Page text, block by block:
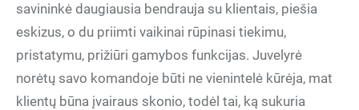
savininkė daugiausia bendrauja su klientais, piešia
eskizus, o du priimti vaikinai rūpinasi tiekimu,
pristatymu, prižiūri gamybos funkcijas. Juvelyrė
norėtų savo komandoje būti ne vienintelė kūrėja, mat
klientų būna įvairaus skonio, todėl tai, ką sukuria